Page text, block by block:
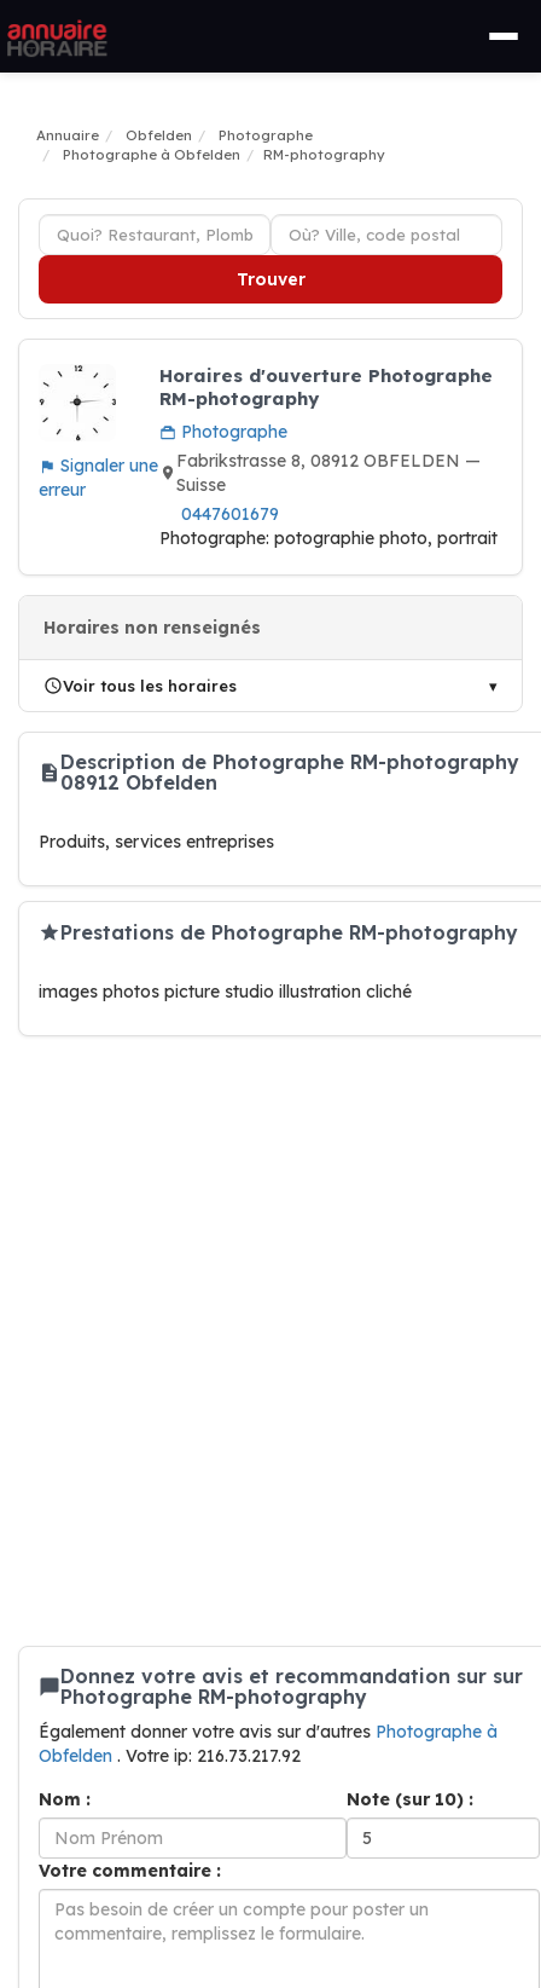
Annuaire Obfelden
Photographe
Photographe à Obfelden
RM-photography
Trouver
Signaler une
erreur
Horaires d'ouverture Photographe
RM-photography
Photographe
Fabrikstrasse 8, 08912 OBFELDEN —
Suisse
0447601679
Photographe: potographie photo, portrait
Horaires non renseignés
Voir tous les horaires
Description de Photographe RM-photography
08912 Obfelden
Produits, services entreprises
Prestations de Photographe RM-photography
images photos picture studio illustration cliché
Donnez votre avis et recommandation sur sur
Photographe RM-photography
Également donner votre avis sur d'autres Photographe à
Obfelden . Votre ip: 216.73.217.92
Nom :
Note (sur 10) :
Votre commentaire :